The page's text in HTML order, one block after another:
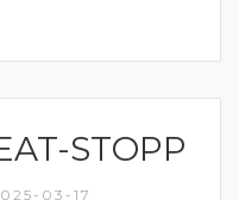
STOPP
03-17